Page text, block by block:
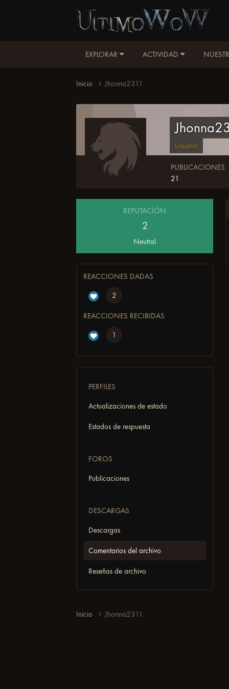
EXPLORAR ACTIVIDAD
Inicio Jhonna2311
Usuario
PUBLICACIONES
21
REPUTACIÓN
2
Neutral
REACCIONES DADAS
2
REACCIONES RECIBIDAS
1
PERFILES
Actualizaciones de estado
Estados de respuesta
FOROS
Publicaciones
DESCARGAS
Descargas
Comentarios del archivo
Reseñas de archivo
Inicio Jhonna2311